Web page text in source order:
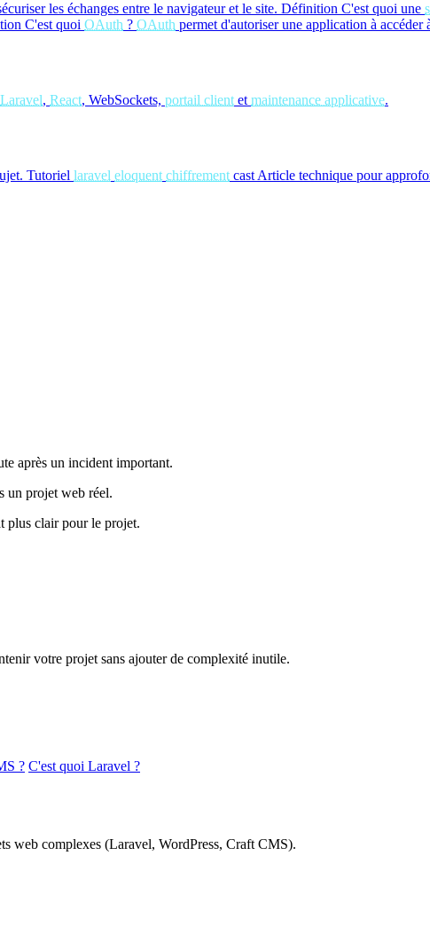
les échanges entre le navigateur et le site. Définition C'est quoi une
C'est quoi OAuth ? OAuth permet d'autoriser une application à
Laravel, React, WebSockets, portail client et maintenance applicative.
Tutoriel laravel eloquent chiffrement cast Article technique pour
après un incident important.
un projet web réel.
plus clair pour le projet.
votre projet sans ajouter de complexité inutile.
? C'est quoi Laravel ?
web complexes (Laravel, WordPress, Craft CMS).